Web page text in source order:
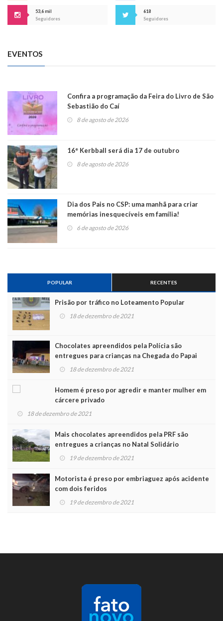
53,6 mil
Seguidores
618
Seguidores
EVENTOS
Confira a programação da Feira do Livro de São
Sebastião do Caí
8 de agosto de 2026
16° Kerbball será dia 17 de outubro
8 de agosto de 2026
Dia dos Pais no CSP: uma manhã para criar
memórias inesquecíveis em família!
6 de agosto de 2026
POPULAR RECENTES
Prisão por tráfico no Loteamento Popular
18 de dezembro de 2021
Chocolates apreendidos pela Polícia são
entregues para crianças na Chegada do Papai
Noel
18 de dezembro de 2021
Homem é preso por agredir e manter mulher em
cárcere privado
18 de dezembro de 2021
Mais chocolates apreendidos pela PRF são
entregues a crianças no Natal Solidário
19 de dezembro de 2021
Motorista é preso por embriaguez após acidente
com dois feridos
19 de dezembro de 2021